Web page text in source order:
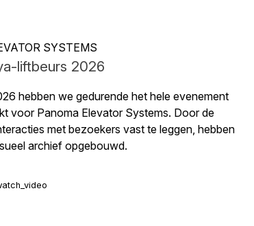
SYSTEMS
liftbeurs 2026
hebben we gedurende het hele evenement
voor Panoma Elevator Systems. Door de
met bezoekers vast te leggen, hebben
archief opgebouwd.